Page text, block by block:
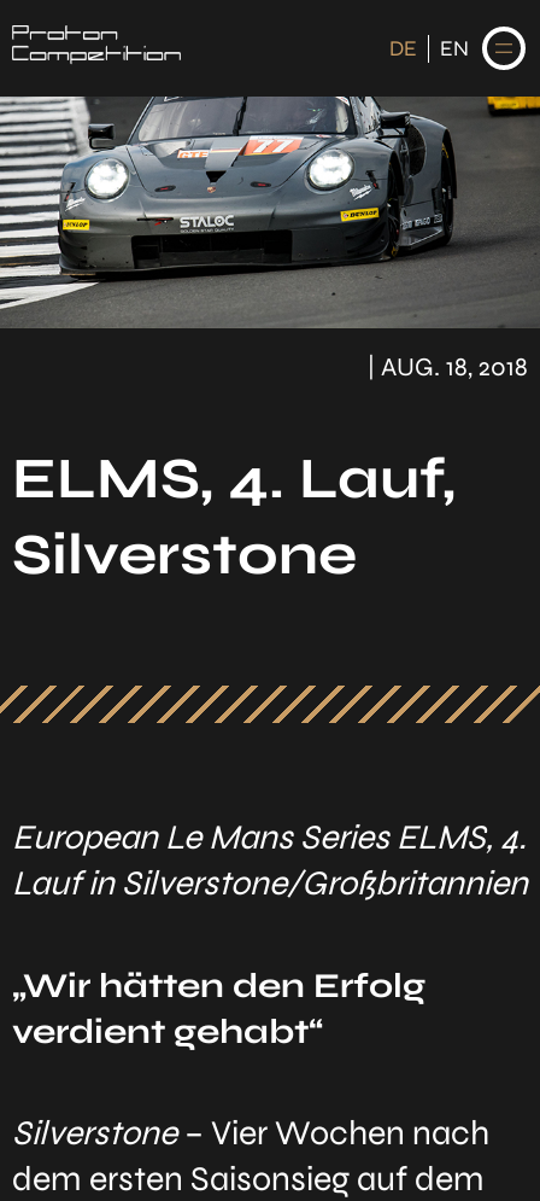
DE EN
DE EN
STARTSEITE
| AUG. 18, 2018
ELMS, 4. Lauf,
Silverstone
European Le Mans Series ELMS, 4.
Lauf in Silverstone/Großbritannien
„Wir hätten den Erfolg
verdient gehabt“
Silverstone– Vier Wochen nach
dem ersten Saisonsieg auf dem